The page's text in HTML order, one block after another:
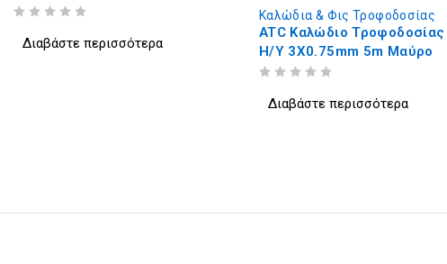
Διαβάστε περισσότερα
Καλώδια & Φις Τροφοδοσίας
ATC Καλώδιο Τροφοδοσίας
Η/Υ 3Χ0.75mm 5m Μαύρο
Διαβάστε περισσότερα